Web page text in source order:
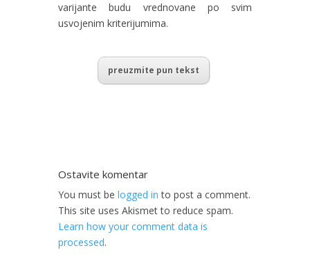
varijante budu vrednovane po svim
usvojenim kriterijumima.
preuzmite pun tekst
Ostavite komentar
You must be logged in to post a comment.
This site uses Akismet to reduce spam.
Learn how your comment data is
processed.